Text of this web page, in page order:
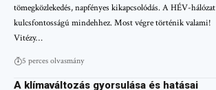
tömegközlekedés, napfényes kikapcsolódás. A HÉV-hálózat
kulcsfontosságú mindehhez. Most végre történik valami!
Vitézy…
5 perces olvasmány
A klímaváltozás gyorsulása és hatásai